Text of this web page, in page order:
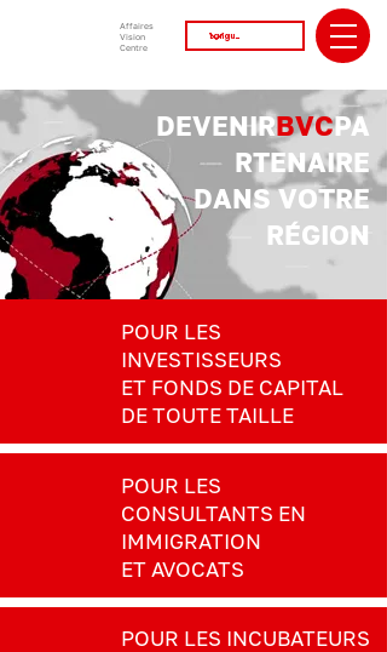
Affaires
Vision
Centre
DEVENIRBVCPA
RTENAIRE
DANS VOTRE
RÉGION
POUR LES
INVESTISSEURS
ET FONDS DE CAPITAL
DE TOUTE TAILLE
POUR LES
CONSULTANTS EN
IMMIGRATION
ET AVOCATS
POUR LES INCUBATEURS